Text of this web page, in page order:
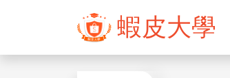
蝦皮大學